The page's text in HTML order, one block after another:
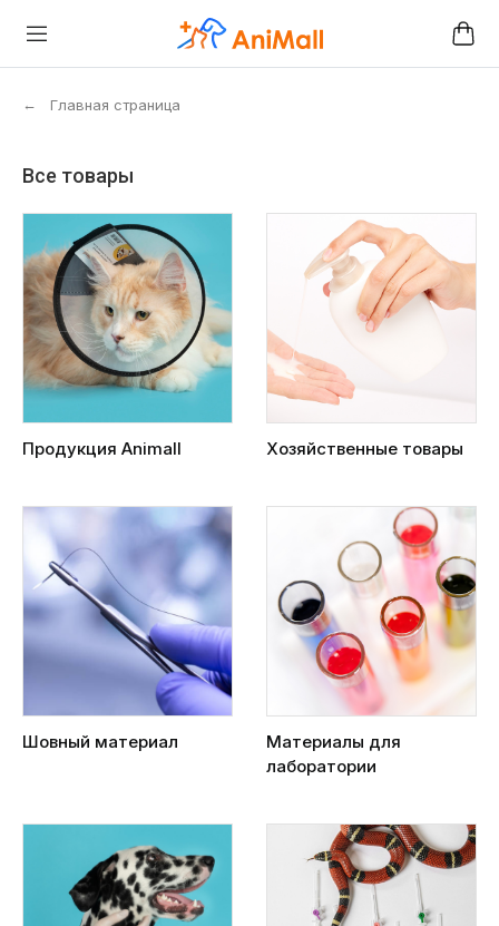
← Главная страница
Все товары
Продукция Animall Хозяйственные товары
Шовный материал
Материалы для
лаборатории